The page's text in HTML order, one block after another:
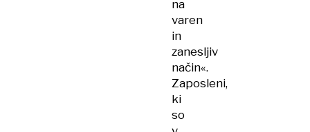
na
varen
in
zanesljiv
način«.
Zaposleni,
ki
so